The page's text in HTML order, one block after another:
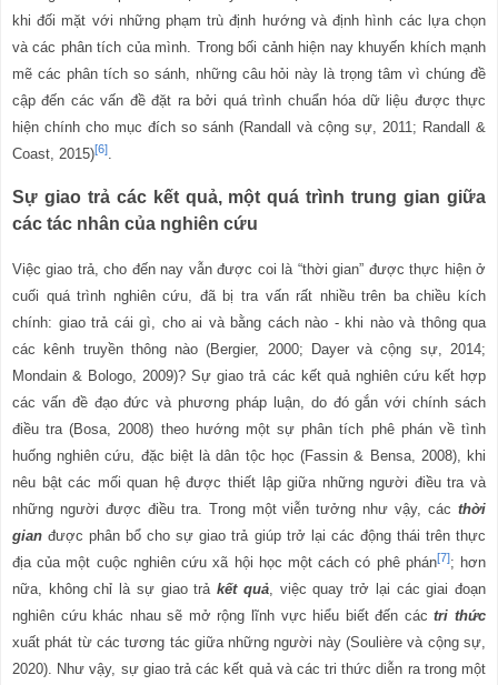
khi đối mặt với những phạm trù định hướng và định hình các lựa chọn
và các phân tích của mình. Trong bối cảnh hiện nay khuyến khích mạnh
mẽ các phân tích so sánh, những câu hỏi này là trọng tâm vì chúng đề
cập đến các vấn đề đặt ra bởi quá trình chuẩn hóa dữ liệu được thực
hiện chính cho mục đích so sánh (Randall và cộng sự, 2011; Randall &
Coast, 2015)[6]
Sự giao trả các kết quả, một quá trình trung gian giữa
các tác nhân của nghiên cứu
Việc giao trả, cho đến nay vẫn được coi là “thời gian” được thực hiện ở
cuối quá trình nghiên cứu, đã bị tra vấn rất nhiều trên ba chiều kích
chính: giao trả cái gì, cho ai và bằng cách nào - khi nào và thông qua
các kênh truyền thông nào (Bergier, 2000; Dayer và cộng sự, 2014;
Mondain & Bologo, 2009)? Sự giao trả các kết quả nghiên cứu kết hợp
các vấn đề đạo đức và phương pháp luận, do đó gắn với chính sách
điều tra (Bosa, 2008) theo hướng một sự phân tích phê phán về tình
huống nghiên cứu, đặc biệt là dân tộc học (Fassin & Bensa, 2008), khi
nêu bật các mối quan hệ được thiết lập giữa những người điều tra và
những người được điều tra. Trong một viễn tưởng như vậy, các thời
gian được phân bổ cho sự giao trả giúp trở lại các động thái trên thực
địa của một cuộc nghiên cứu xã hội học một cách có phê phán[7]; hơn
nữa, không chỉ là sự giao trảkết quả, việc quay trở lại các giai đoạn
nghiên cứu khác nhau sẽ mở rộng lĩnh vực hiểu biết đến cáctri thức
xuất phát từ các tương tác giữa những người này (Soulière và cộng sự,
2020). Như vậy, sự giao trả các kết quả và các tri thức diễn ra trong một